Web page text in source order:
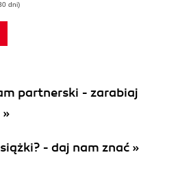
dni)
partnerski - zarabiaj
- daj nam znać »